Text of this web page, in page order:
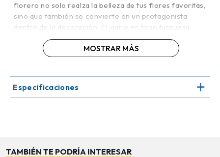
florero no solo realza la belleza de tus flores favoritas,
sino que también se convierte en un protagonista
dentro de la decoración. El vidrio en tono turquesa
aporta un aire vibrante y sofisticado, proyectando luz y
color de manera encantadora.
contemporáneos, costeros o bohemios. Gracias a su
personalidad.
MOSTRAR MÁS
Especificaciones
TAMBIÉN TE PODRÍA INTERESAR